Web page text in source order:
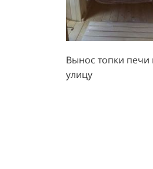
Входная
выбор)
внутри
Окна в
выбор),
Вынос топки печи
улицу